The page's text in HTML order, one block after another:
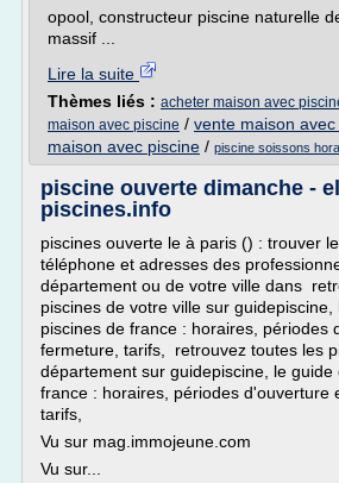
opool, constructeur piscine naturelle
massif ...
Lire la suite
Thèmes liés : acheter maison avec
maison avec piscine / vente maison
maison avec piscine / piscine soissons
piscine ouverte dimanche -
piscines.info
piscines ouverte le à paris () : trouver
téléphone et adresses des
département ou de votre ville dans
piscines de votre ville sur guidepiscine,
piscines de france : horaires, périodes
fermeture, tarifs, retrouvez toutes les
département sur guidepiscine, le guide
france : horaires, périodes d'ouverture
tarifs,
Vu sur mag.immojeune.com
Vu sur...